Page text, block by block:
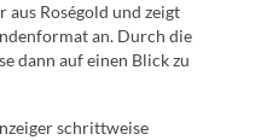
Roségold und zeigt
an. Durch die
dann auf einen Blick zu
schrittweise